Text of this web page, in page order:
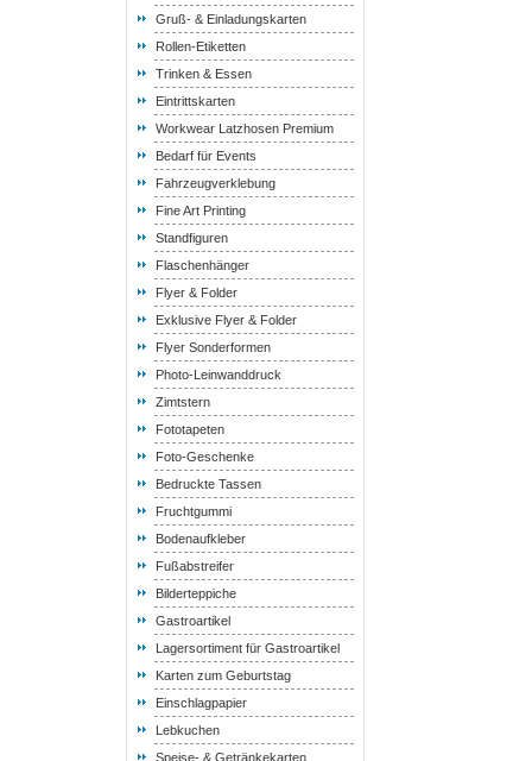
Gruß- & Einladungskarten
Rollen-Etiketten
Trinken & Essen
Eintrittskarten
Workwear Latzhosen Premium
Bedarf für Events
Fahrzeugverklebung
Fine Art Printing
Standfiguren
Flaschenhänger
Flyer & Folder
Exklusive Flyer & Folder
Flyer Sonderformen
Photo-Leinwanddruck
Zimtstern
Fototapeten
Foto-Geschenke
Bedruckte Tassen
Fruchtgummi
Bodenaufkleber
Fußabstreifer
Bilderteppiche
Gastroartikel
Lagersortiment für Gastroartikel
Karten zum Geburtstag
Einschlagpapier
Lebkuchen
Speise- & Getränkekarten